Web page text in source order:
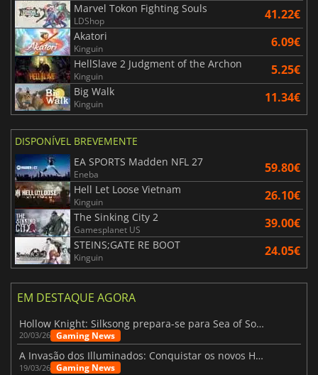
Marvel Tokon Fighting Souls
LDShop 41.22€
Akatori
Kinguin 6.09€
HellSlave 2 Judgment of the Archon
Kinguin 5.25€
Big Walk
Kinguin 11.34€
DISPONÍVEL BREVEMENTE
EA SPORTS Madden NFL 27
Eneba 59.80€
Hell Let Loose Vietnam
Kinguin 26.10€
The Sinking City 2
Gamesplanet US 39.00€
STEINS;GATE RE BOOT
Kinguin 24.05€
EM DESTAQUE AGORA
Hollow Knight: Silksong prepara-se para Sea of Sorrow com um patch
20/03/26 Gaming News
A Invasão dos Illuminados: Conquistar os novos Helldivers 2 Atualização!
19/03/26 Gaming News